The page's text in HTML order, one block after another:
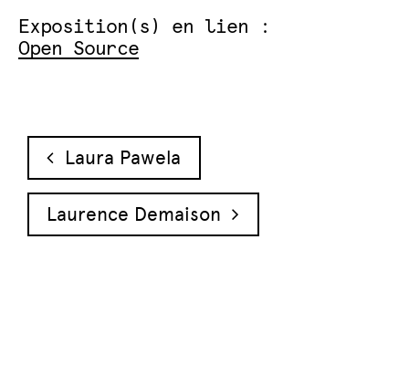
Exposition(s) en lien :
Open Source
Navigation des articles
Laura Pawela
Laurence Demaison